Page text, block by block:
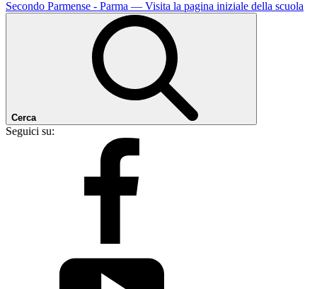
Secondo Parmense - Parma — Visita la pagina iniziale della scuola
Cerca
Seguici su: